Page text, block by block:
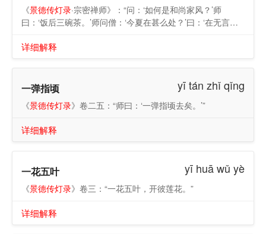
《景德传灯录·宗密禅师》：“问：‘如何是和尚家风？’师
曰：‘饭后三碗茶。’师问僧：‘今夏在甚么处？’曰：‘在无言上
详细解释
一弹指顷 yī tán zhǐ qǐng
《景德传灯录》卷二五：“师曰：‘一弹指顷去矣。’”
详细解释
一花五叶 yī huā wǔ yè
《景德传灯录》卷三：“一花五叶，开彼莲花。”
详细解释